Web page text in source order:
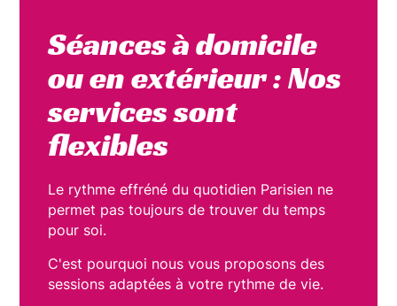
Séances à domicile
ou en extérieur : Nos
services sont
flexibles
Le rythme effréné du quotidien Parisien ne
permet pas toujours de trouver du temps
pour soi.
C'est pourquoi nous vous proposons des
sessions adaptées à votre rythme de vie.